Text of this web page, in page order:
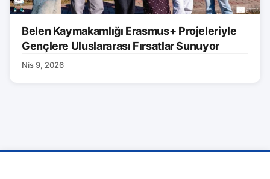
Belen Kaymakamlığı Erasmus+ Projeleriyle
Gençlere Uluslararası Fırsatlar Sunuyor
Nis 9, 2026